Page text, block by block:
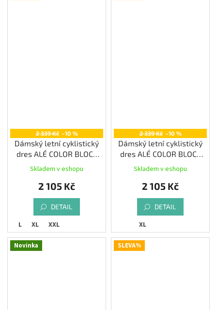
2 339 Kč –10 %
Dámský letní cyklistický
dres ALÉ COLOR BLOCK
PRAGMA, black
Skladem v eshopu
2 105 Kč
DETAIL
L XL XXL
2 339 Kč –10 %
Dámský letní cyklistický
dres ALÉ COLOR BLOCK
PRAGMA, iris
Skladem v eshopu
2 105 Kč
DETAIL
XL
Novinka SLEVA%